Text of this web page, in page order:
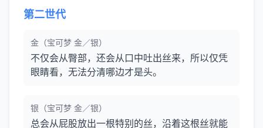
第二世代
金（宝可梦 金／银）
不仅会从臀部，还会从口中吐出丝来，所以仅凭
眼睛看，无法分清哪边才是头。
银（宝可梦 金／银）
总会从屁股放出一根特别的丝，沿着这根丝就能